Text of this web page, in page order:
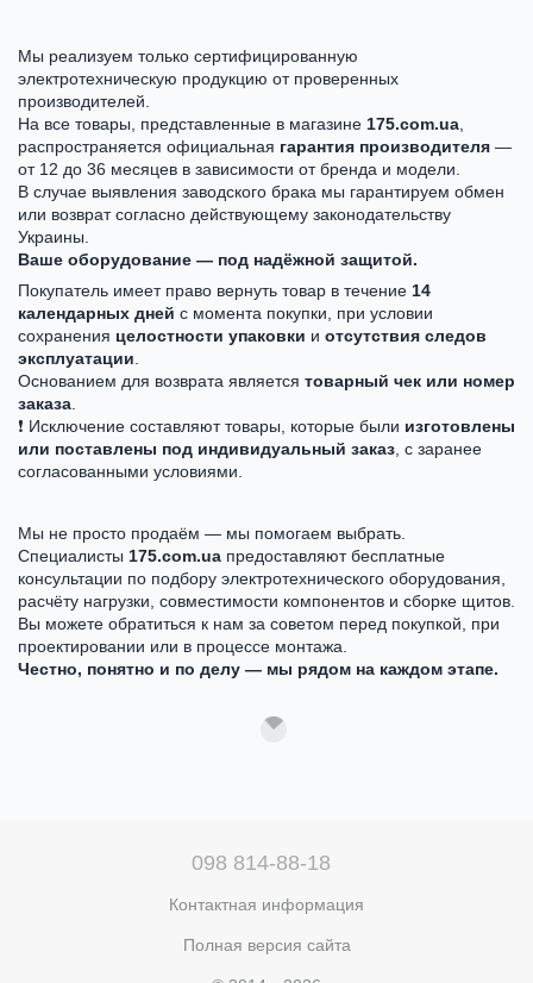
Мы реализуем только сертифицированную
электротехническую продукцию от проверенных
производителей.
На все товары, представленные в магазине 175.com.ua
распространяется официальная гарантия производителя —
от 12 до 36 месяцев в зависимости от бренда и модели.
В случае выявления заводского брака мы гарантируем обмен
или возврат согласно действующему законодательству
Украины.
Ваше оборудование — под надёжной защитой.
Покупатель имеет право вернуть товар в течение 14
календарных дней с момента покупки, при условии
сохранения целостности упаковки и отсутствия следов
эксплуатации
Основанием для возврата является товарный чек или номер
заказа
❗ Исключение составляют товары, которые были изготовлены
или поставлены под индивидуальный заказ , с заранее
согласованными условиями.
Мы не просто продаём — мы помогаем выбрать.
Специалисты 175.com.ua предоставляют бесплатные
консультации по подбору электротехнического оборудования,
расчёту нагрузки, совместимости компонентов и сборке щитов.
Вы можете обратиться к нам за советом перед покупкой, при
проектировании или в процессе монтажа.
Честно, понятно и по делу — мы рядом на каждом этапе.
098 814-88-18
Контактная информация
Полная версия сайта